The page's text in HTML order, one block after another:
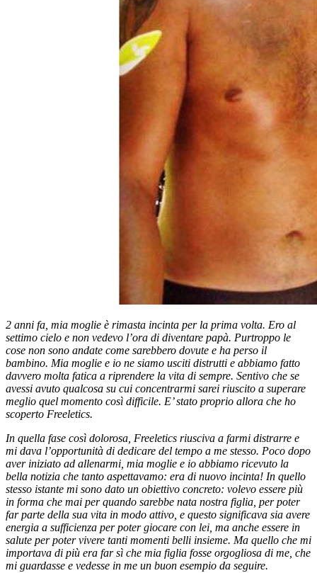
2 anni fa, mia moglie è rimasta incinta per la prima volta. Ero al
settimo cielo e non vedevo l’ora di diventare papà. Purtroppo le
cose non sono andate come sarebbero dovute e ha perso il
bambino. Mia moglie e io ne siamo usciti distrutti e abbiamo fatto
davvero molta fatica a riprendere la vita di sempre. Sentivo che se
avessi avuto qualcosa su cui concentrarmi sarei riuscito a superare
meglio quel momento così difficile. E’ stato proprio allora che ho
scoperto Freeletics.
In quella fase così dolorosa, Freeletics riusciva a farmi distrarre e
mi dava l’opportunità di dedicare del tempo a me stesso. Poco dopo
aver iniziato ad allenarmi, mia moglie e io abbiamo ricevuto la
bella notizia che tanto aspettavamo: era di nuovo incinta! In quello
stesso istante mi sono dato un obiettivo concreto: volevo essere più
in forma che mai per quando sarebbe nata nostra figlia, per poter
far parte della sua vita in modo attivo, e questo significava sia avere
energia a sufficienza per poter giocare con lei, ma anche essere in
salute per poter vivere tanti momenti belli insieme. Ma quello che mi
importava di più era far sì che mia figlia fosse orgogliosa di me, che
mi guardasse e vedesse in me un buon esempio da seguire.